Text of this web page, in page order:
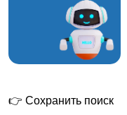
телефоны 1
👉 Сохранить поиск